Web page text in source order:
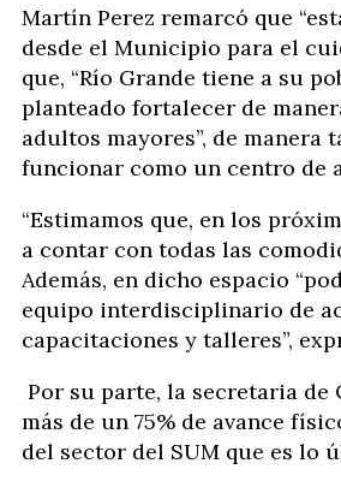
Martín Perez remarcó que
desde el Municipio para el
que, “Río Grande tiene a su
planteado fortalecer de
adultos mayores”, de
funcionar como un centro de
“Estimamos que, en los
a contar con todas las
Además, en dicho espacio
equipo interdisciplinario de
capacitaciones y talleres”,
Por su parte, la secretaria de
más de un 75% de avance
del sector del SUM que es lo